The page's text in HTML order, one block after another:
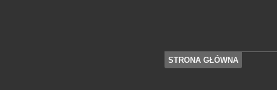
SKOCZ DO TREŚCI
STRONA GŁÓWNA